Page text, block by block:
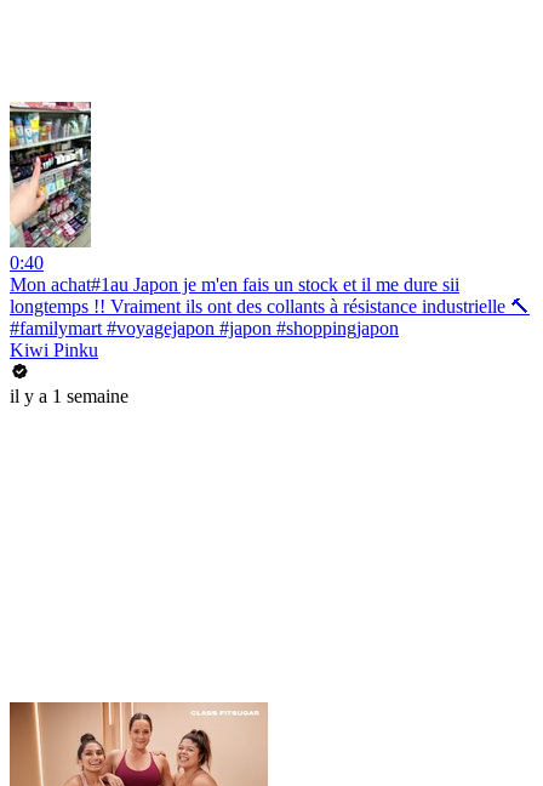
0:40
Mon achat#1au Japon je m'en fais un stock et il me dure sii
longtemps !! Vraiment ils ont des collants à résistance industrielle 🔨
#familymart #voyagejapon #japon #shoppingjapon
Kiwi Pinku
il y a 1 semaine